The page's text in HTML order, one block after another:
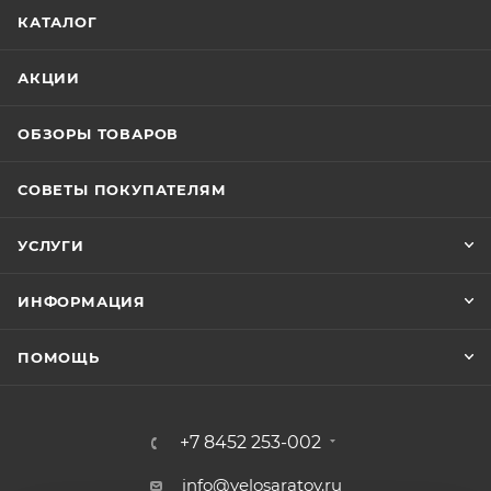
КАТАЛОГ
АКЦИИ
ОБЗОРЫ ТОВАРОВ
СОВЕТЫ ПОКУПАТЕЛЯМ
УСЛУГИ
ИНФОРМАЦИЯ
ПОМОЩЬ
+7 8452 253-002
info@velosaratov.ru